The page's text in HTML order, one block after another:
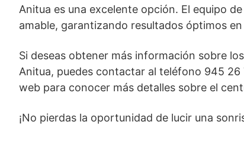
Anitua es una excelente opción. El equipo
amable, garantizando resultados óptimos
Si deseas obtener más información sobre
Anitua, puedes contactar al teléfono 945
web para conocer más detalles sobre el
¡No pierdas la oportunidad de lucir una